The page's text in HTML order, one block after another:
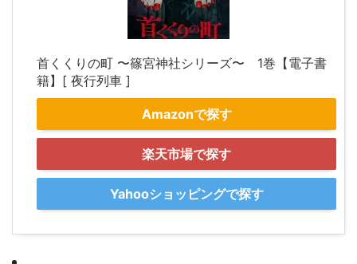
首くくりの町 〜篠宮神社シリーズ〜 1巻【電子書
籍】[ 夜行列車 ]
Amazonで探す
楽天市場で探す
Yahooショッピングで探す